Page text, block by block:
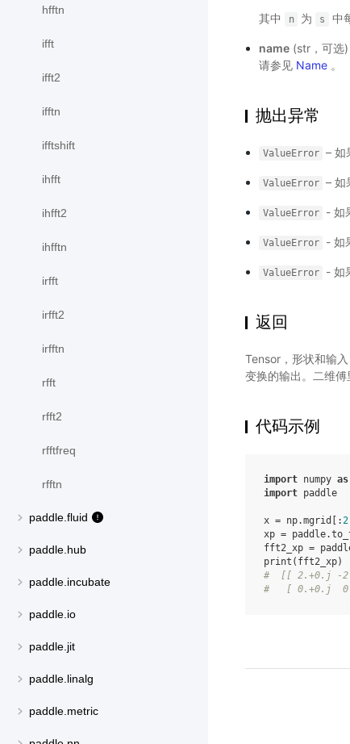
hfftn
ifft
ifft2
ifftn
ifftshift
ihfft
ihfft2
ihfftn
irfft
irfft2
irfftn
rfft
rfft2
rfftfreq
rfftn
paddle.fluid
paddle.hub
paddle.incubate
paddle.io
paddle.jit
paddle.linalg
paddle.metric
其中 n 为 s 中
name(str，可选)
请参见 Name。
抛出异常
ValueError – 如
ValueError – 如
ValueError - 如
ValueError - 如
ValueError - 如
返回
Tensor，形状和输
变换的输出。二维
代码示例
import numpy as
import paddle
x = np.mgrid [:2
xp = paddle.
fft2_xp =
print ( fft2_xp)
#  [[ 2.+0.j -
#   [ 0.+0.j